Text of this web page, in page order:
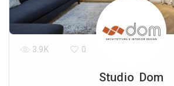
Studio Dom
3.9K 0